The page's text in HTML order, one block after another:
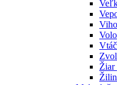
Žiar